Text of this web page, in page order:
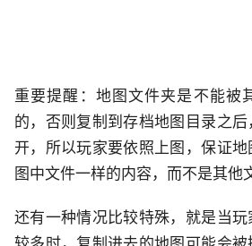
重要提醒：地图文件夹是不能被
的，否则复制到存档地图目录之
开，所以玩家要依照上图，保证地
图中文件一样的内容，而不是其他
还有一种情况比较特殊，就是当